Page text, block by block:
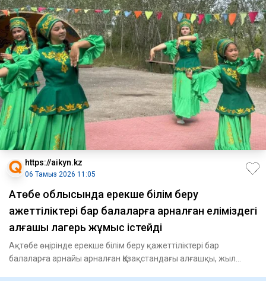
https://aikyn.kz
06 Тамыз 2026 11:05
Ақтөбе облысында ерекше білім беру
қажеттіліктері бар балаларға арналған еліміздегі
алғашқы лагерь жұмыс істейді
Ақтөбе өңірінде ерекше білім беру қажеттіліктері бар
балаларға арнайы арналған Қазақстандағы алғашқы, жыл